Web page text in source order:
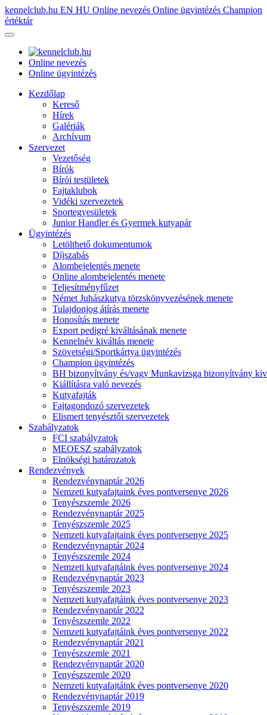
kennelclub.hu EN HU Online nevezés Online ügyintézés Champion
értéktár
Online nevezés
Online ügyintézés
Kezdőlap
Kereső
Hírek
Galériák
Archívum
Szervezet
Vezetőség
Bírók
Bírói testületek
Fajtaklubok
Vidéki szervezetek
Sportegyesületek
Junior Handler és Gyermek kutyapár
Ügyintézés
Letölthető dokumentumok
Díjszabás
Alombejelentés menete
Online alombejelentés menete
Teljesítményfűzet
Német Juhászkutya törzskönyvezésének menete
Tulajdonjog átírás menete
Honosítás menete
Export pedigré kiváltásának menete
Kennelnév kiváltás menete
Szövetségi/Sportkártya ügyintézés
Champion ügyintézés
BH bizonyítvány és/vagy Munkavizsga bizonyítvány
Kiállításra való nevezés
Kutyafajták
Fajtagondozó szervezetek
Elismert tenyésztői szervezetek
Szabályzatok
FCI szabályzatok
MEOESZ szabályzatok
Elnökségi határozatok
Rendezvények
Rendezvénynaptár 2026
Nemzeti kutyafajtaink éves pontversenye 2026
Tenyészszemle 2026
Rendezvénynaptár 2025
Tenyészszemle 2025
Nemzeti kutyafajtaink éves pontversenye 2025
Rendezvénynaptár 2024
Tenyészszemle 2024
Nemzeti kutyafajtáink éves pontversenye 2024
Rendezvénynaptár 2023
Tenyészszemle 2023
Nemzeti kutyafajtáink éves pontversenye 2023
Rendezvénynaptár 2022
Tenyészszemle 2022
Nemzeti kutyafajtáink éves pontversenye 2022
Rendezvénynaptár 2021
Tenyészszemle 2021
Rendezvénynaptár 2020
Tenyészszemle 2020
Nemzeti kutyafajtáink éves pontversenye 2020
Rendezvénynaptár 2019
Tenyészszemle 2019